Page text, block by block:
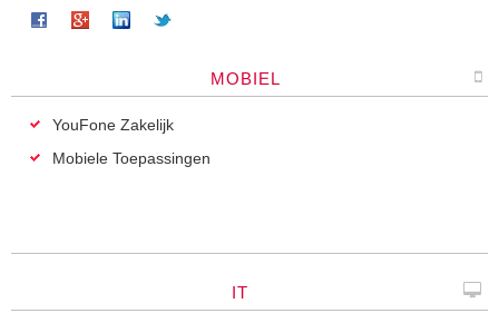
MOBIEL
YouFone Zakelijk
Mobiele Toepassingen
IT